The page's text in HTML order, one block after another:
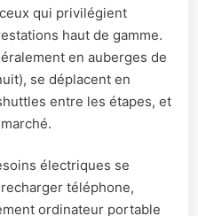
qui privilégient
haut de gamme.
en auberges de
se déplacent en
entre les étapes, et
électriques se
téléphone,
ordinateur portable